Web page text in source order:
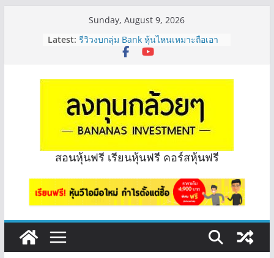
Sunday, August 9, 2026
Latest: รีวิวงบกลุ่ม Bank หุ้นไหนเหมาะถือเอา
“ปันผล” | EP.175
ครับ? | Q&A กล้วยๆ EP.1167
Hot Topic! อัปเดทงบ สื่อสาร, ค้าปลีก
ตัวไหนเหมาะถือเอาปันผล? | Hot Topic
EP.41
หุ้นซอสภูเขาทอง Sauce เหมาะถือเป็น
หุ้นปันผลไหม? | Q&A กล้วยๆ EP.1166
OSP vs CBG vs ICHI ควร DCA ตัวไหน
ดี? | Q&A กล้วยๆ EP.1165
สอนหุ้นฟรี เรียนหุ้นฟรี คอร์สหุ้นฟรี